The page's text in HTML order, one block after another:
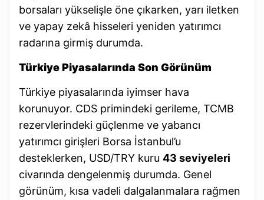
borsaları yükselişle öne çıkarken, yarı iletken
ve yapay zekâ hisseleri yeniden yatırımcı
radarına girmiş durumda.
Türkiye Piyasalarında Son Görünüm
Türkiye piyasalarında iyimser hava
korunuyor. CDS primindeki gerileme, TCMB
rezervlerindeki güçlenme ve yabancı
yatırımcı girişleri Borsa İstanbul’u
desteklerken, USD/TRY kuru 43 seviyeleri
civarında dengelenmiş durumda. Genel
görünüm, kısa vadeli dalgalanmalara rağmen